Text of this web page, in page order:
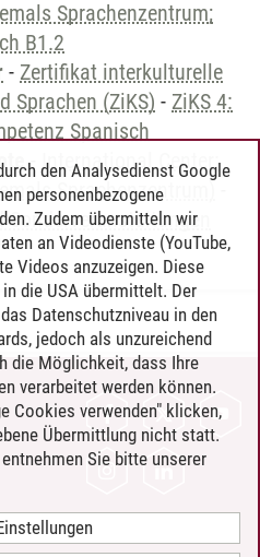
Sprachenzentrum;
B1.2
- Zertifikat interkulturelle
Sprachen (ZiKS) - ZiKS 4:
Spanisch
- International Center:
Sprachenzentrum)
den Analysedienst Google
personenbezogene
Zudem übermitteln wir
an Videodienste (YouTube,
Videos anzuzeigen. Diese
die USA übermittelt. Der
Datenschutzniveau in den
jedoch als unzureichend
die Möglichkeit, dass Ihre
verarbeitet werden können.
Cookies verwenden" klicken,
Übermittlung nicht statt.
Sie bitte unserer